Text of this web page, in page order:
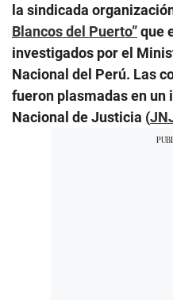
la sindicada
Blancos del Puerto”que
investigados por el
Nacional del Perú. Las
fueron plasmadas en
Nacional de Justicia (